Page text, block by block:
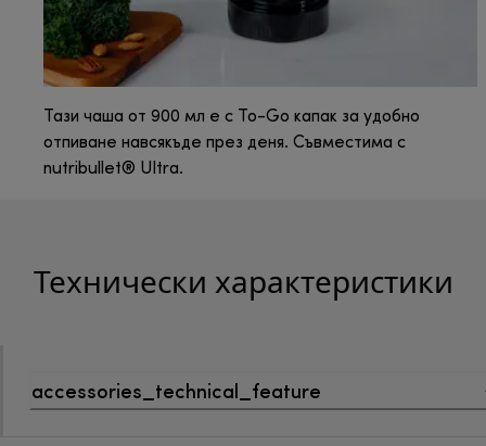
Тази чаша от 900 мл е с To-Go капак за удобно
отпиване навсякъде през деня. Съвместима с
nutribullet® Ultra.
Технически характеристики
accessories_technical_feature